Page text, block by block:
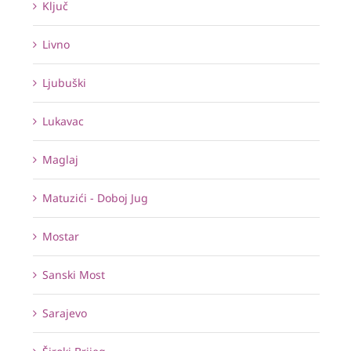
Ključ
Livno
Ljubuški
Lukavac
Maglaj
Matuzići - Doboj Jug
Mostar
Sanski Most
Sarajevo